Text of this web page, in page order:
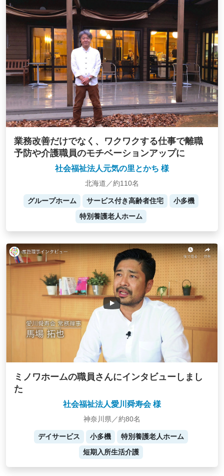
業務改善だけでなく、ワクワクする仕事で離職
予防や介護職員のモチベーションアップに
社会福祉法人元気の里とかち 様
北海道／約110名
グループホーム サービス付き高齢者住宅
小多機
特別養護老人ホーム
ミノワホームの職員さんにインタビューしまし
た
社会福祉法人愛川舜寿会 様
神奈川県／約80名
デイサービス 小多機
特別養護老人ホーム
短期入所生活介護